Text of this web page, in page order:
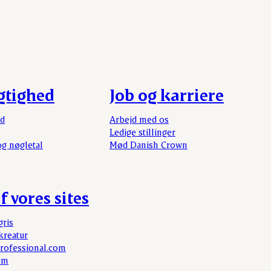
nøgletal
Job og karriere
Arbejd med os
Ledige stillinger
Mød Danish Crown
vores sites